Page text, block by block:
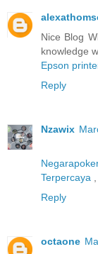
Nice Blog
knowledge
Epson
Reply
Nzawix
Terpercaya
Reply
octaone